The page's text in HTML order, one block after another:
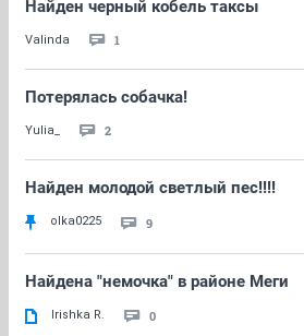
Найден черный кобель таксы
Valinda 1
Потерялась собачка!
Yulia_ 2
Найден молодой светлый пес!!!!
olka0225 9
Найдена "немочка" в районе Меги
Irishka R. 0